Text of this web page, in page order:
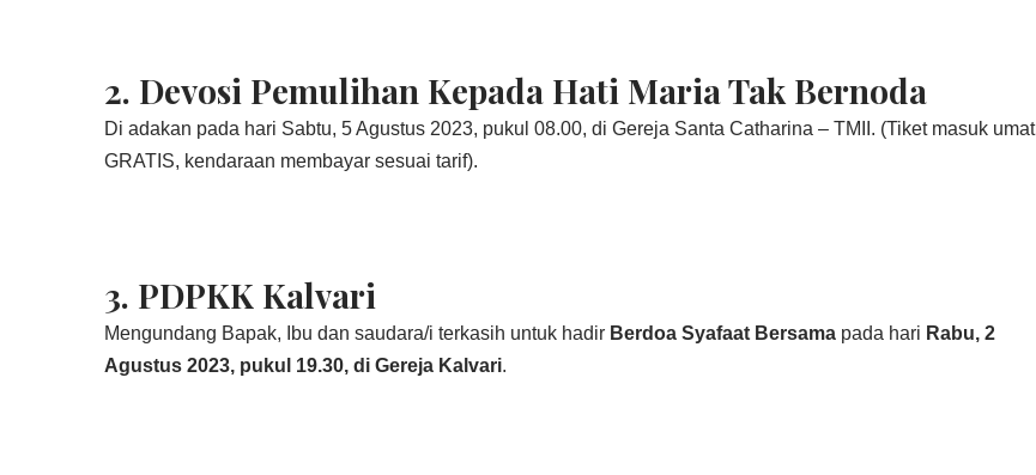
2. Devosi Pemulihan Kepada Hati Maria Tak Bernoda
Di adakan pada hari Sabtu, 5 Agustus 2023, pukul 08.00, di Gereja Santa Catharina – TMII. (Tiket masuk umat
GRATIS, kendaraan membayar sesuai tarif).
3. PDPKK Kalvari
Mengundang Bapak, Ibu dan saudara/i terkasih untuk hadir Berdoa Syafaat Bersama pada hari Rabu, 2
Agustus 2023, pukul 19.30, di Gereja Kalvari.